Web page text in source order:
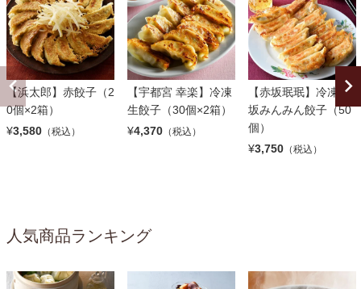
【浜太郎】赤餃子（2
0個×2箱）
¥3,580 （税込）
【宇都宮 幸楽】冷凍
生餃子（30個×2箱）
¥4,370 （税込）
【赤坂珉珉】冷凍赤
坂みんみん餃子（50
個）
¥3,750 （税込）
人気商品ランキング